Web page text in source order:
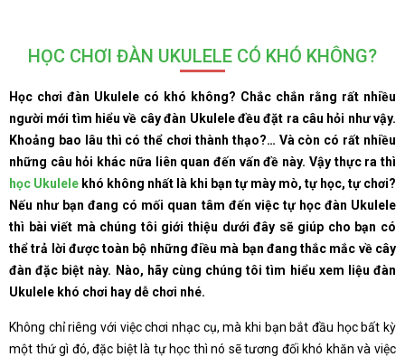
HỌC CHƠI ĐÀN UKULELE CÓ KHÓ KHÔNG?
Học chơi đàn Ukulele có khó không? Chắc chắn rằng rất nhiều
người mới tìm hiểu về cây đàn Ukulele đều đặt ra câu hỏi như vậy.
Khoảng bao lâu thì có thể chơi thành thạo?… Và còn có rất nhiều
những câu hỏi khác nữa liên quan đến vấn đề này. Vậy thực ra thì
học Ukulele khó không nhất là khi bạn tự mày mò, tự học, tự chơi?
Nếu như bạn đang có mối quan tâm đến việc tự học đàn Ukulele
thì bài viết mà chúng tôi giới thiệu dưới đây sẽ giúp cho bạn có
thể trả lời được toàn bộ những điều mà bạn đang thắc mắc về cây
đàn đặc biệt này. Nào, hãy cùng chúng tôi tìm hiểu xem liệu đàn
Ukulele khó chơi hay dễ chơi nhé.
Không chỉ riêng với việc chơi nhạc cụ, mà khi bạn bắt đầu học bất kỳ
một thứ gì đó, đặc biệt là tự học thì nó sẽ tương đối khó khăn và việc